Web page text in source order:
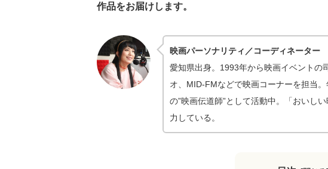
作品をお届けします。
映画パーソナリティ／コーディネーター
愛知県出身。1993年から映画イベントの
オ、MID-FMなどで映画コーナーを担当
の”映画伝道師”として活動中。「おいし
力している。